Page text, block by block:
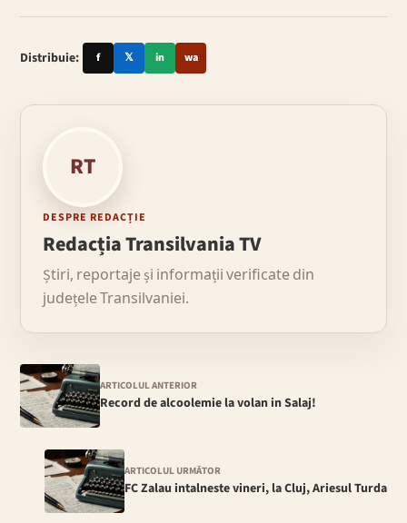
Distribuie: f 𝕏 in wa
RT
DESPRE REDACȚIE
Redacția Transilvania TV
Știri, reportaje și informații verificate din
județele Transilvaniei.
ARTICOLUL ANTERIOR
Record de alcoolemie la volan in Salaj!
ARTICOLUL URMĂTOR
FC Zalau intalneste vineri, la Cluj, Ariesul Turda